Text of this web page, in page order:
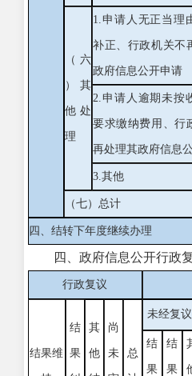
（六
）其
他处
理
1.申请人无正当理
补正、行政机关不
政府信息公开申请
2.申请人逾期未按
要求缴纳费用、行
再处理其政府信息
3.其他
（七）总计
四、结转下年度继续办理
四、政府信息公开行政复
行政复议
结果维
结
果
其
他
尚
未 总
未经复
结
果
结
果